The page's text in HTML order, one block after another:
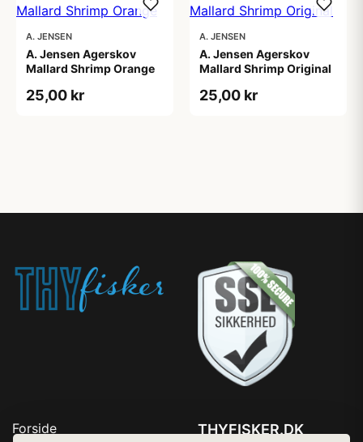
A. JENSEN
A. Jensen Agerskov
Mallard Shrimp Orange
25,00 kr
A. JENSEN
A. Jensen Agerskov
Mallard Shrimp Original
25,00 kr
Forside
THYFISKER.DK